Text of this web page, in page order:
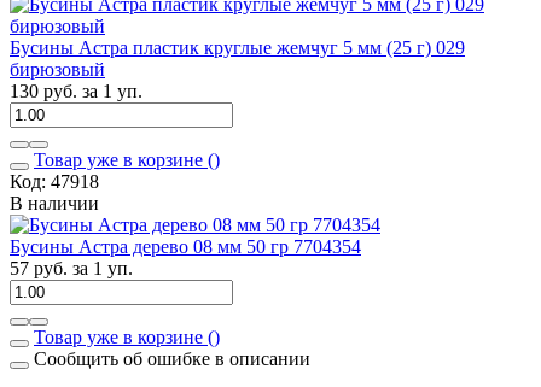
Бусины Астра пластик круглые жемчуг 5 мм (25 г) 029
бирюзовый
130 руб. за 1 уп.
Товар уже в корзине ()
Код: 47918
В наличии
Бусины Астра дерево 08 мм 50 гр 7704354
57 руб. за 1 уп.
Товар уже в корзине ()
Сообщить об ошибке в описании